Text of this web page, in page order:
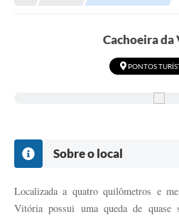
Cachoeira
PONTOS
Sobre o local
Localizada a quatro quilômetros e
Vitória possui uma queda de quase